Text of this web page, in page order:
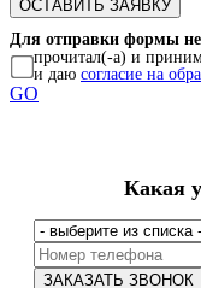
Для отправки формы
прочитал(-а) и
и даю согласие на
GO
Какая